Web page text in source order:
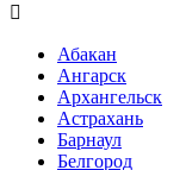

Абакан
Ангарск
Архангельск
Астрахань
Барнаул
Белгород